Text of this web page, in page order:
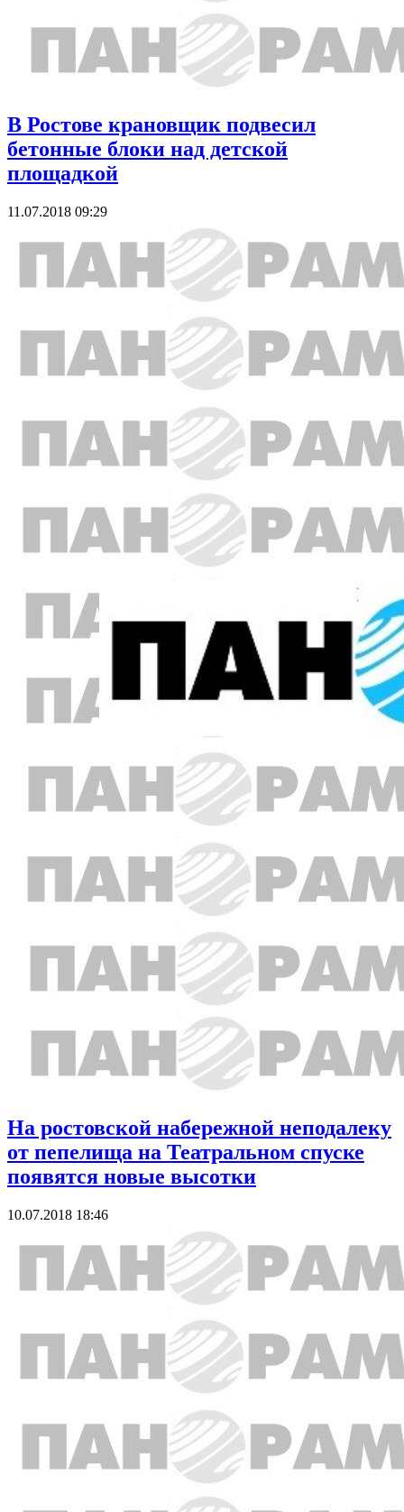
В Ростове крановщик подвесил
бетонные блоки над детской
площадкой
11.07.2018 09:29
На ростовской набережной неподалеку
от пепелища на Театральном спуске
появятся новые высотки
10.07.2018 18:46